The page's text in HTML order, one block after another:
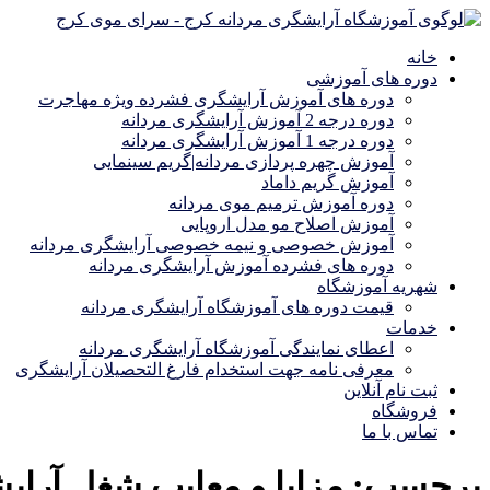
خانه
دوره های آموزشی
دوره های آموزش آرایشگری فشرده ویژه مهاجرت
دوره درجه 2 آموزش آرایشگری مردانه
دوره درجه 1 آموزش آرایشگری مردانه
آموزش چهره پردازی مردانه|گریم سینمایی
آموزش گریم داماد
دوره آموزش ترمیم موی مردانه
آموزش اصلاح مو مدل اروپایی
آموزش خصوصی و نیمه خصوصی آرایشگری مردانه
دوره های فشرده آموزش آرایشگری مردانه
شهریه آموزشگاه
قیمت دوره های آموزشگاه آرایشگری مردانه
خدمات
اعطای نمایندگی آموزشگاه آرایشگری مردانه
معرفی نامه جهت استخدام فارغ التحصیلان آرایشگری
ثبت نام آنلاین
فروشگاه
تماس با ما